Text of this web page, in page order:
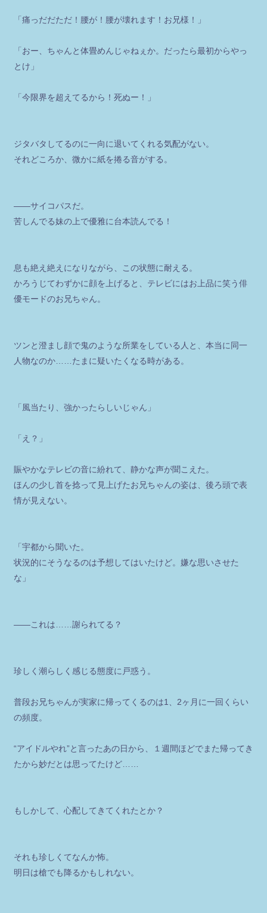
「痛っだだただ！腰が！腰が壊れます！お兄様！」
「おー、ちゃんと体畳めんじゃねぇか。だったら最初からやっ
とけ」
「今限界を超えてるから！死ぬー！」
ジタバタしてるのに一向に退いてくれる気配がない。
それどころか、微かに紙を捲る音がする。
――サイコパスだ。
苦しんでる妹の上で優雅に台本読んでる！
息も絶え絶えになりながら、この状態に耐える。
かろうじてわずかに顔を上げると、テレビにはお上品に笑う俳
優モードのお兄ちゃん。
ツンと澄まし顔で鬼のような所業をしている人と、本当に同一
人物なのか……たまに疑いたくなる時がある。
「風当たり、強かったらしいじゃん」
「え？」
賑やかなテレビの音に紛れて、静かな声が聞こえた。
ほんの少し首を捻って見上げたお兄ちゃんの姿は、後ろ頭で表
情が見えない。
「宇都から聞いた。
状況的にそうなるのは予想してはいたけど。嫌な思いさせた
な」
――これは……謝られてる？
珍しく潮らしく感じる態度に戸惑う。
普段お兄ちゃんが実家に帰ってくるのは1、2ヶ月に一回くらい
の頻度。
“アイドルやれ”と言ったあの日から、１週間ほどでまた帰ってき
たから妙だとは思ってたけど……
もしかして、心配してきてくれたとか？
それも珍しくてなんか怖。
明日は槍でも降るかもしれない。